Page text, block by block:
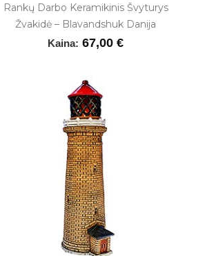
Rankų Darbo Keramikinis Švyturys
Žvakidė – Blavandshuk Danija
Kaina: 67,00 €